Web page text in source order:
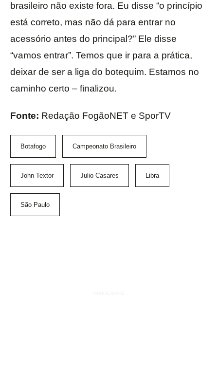
brasileiro não existe fora. Eu disse “o princípio
está correto, mas não dá para entrar no
acessório antes do principal?” Ele disse
“vamos entrar”. Temos que ir para a prática,
deixar de ser a liga do botequim. Estamos no
caminho certo – finalizou.
Fonte: Redação FogãoNET e SporTV
Botafogo Campeonato Brasileiro
John Textor Julio Casares Libra
São Paulo